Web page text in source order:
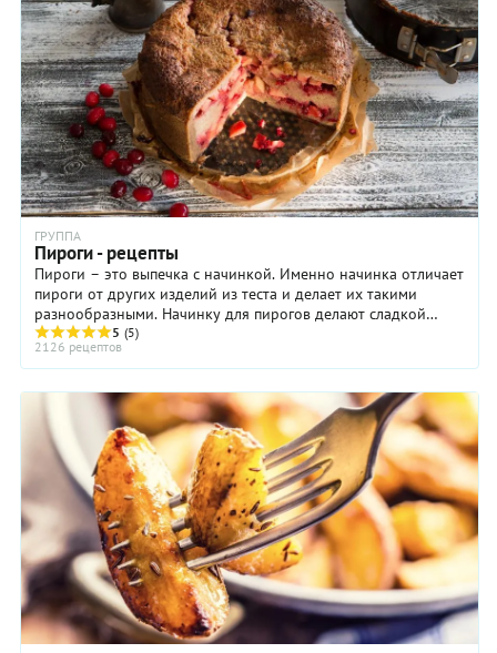
ГРУППА
Пироги - рецепты
Пироги – это выпечка с начинкой. Именно начинка отличает
пироги от других изделий из теста и делает их такими
разнообразными. Начинку для пирогов делают сладкой
(ягоды, фрукты, творог, мак) и ...
5 (5)
2126 рецептов